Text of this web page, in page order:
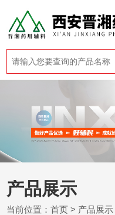
产品展示
当前位置：首页 > 产品展示